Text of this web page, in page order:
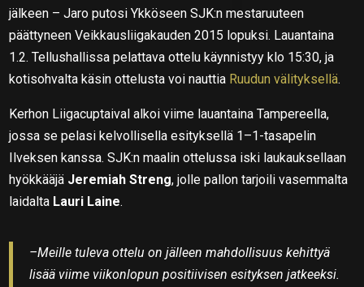
jälkeen – Jaro putosi Ykköseen SJK:n mestaruuteen
päättyneen Veikkausliigakauden 2015 lopuksi. Lauantaina
1.2. Tellushallissa pelattava ottelu käynnistyy klo 15:30, ja
kotisohvalta käsin ottelusta voi nauttia Ruudun välityksellä.
Kerhon Liigacuptaival alkoi viime lauantaina Tampereella,
jossa se pelasi kelvollisella esityksellä 1–1-tasapelin
Ilveksen kanssa. SJK:n maalin ottelussa iski laukauksellaan
hyökkääjä Jeremiah Streng, jolle pallon tarjoili vasemmalta
laidalta Lauri Laine.
–Meille tuleva ottelu on jälleen mahdollisuus kehittyä
lisää viime viikonlopun positiivisen esityksen jatkeeksi.